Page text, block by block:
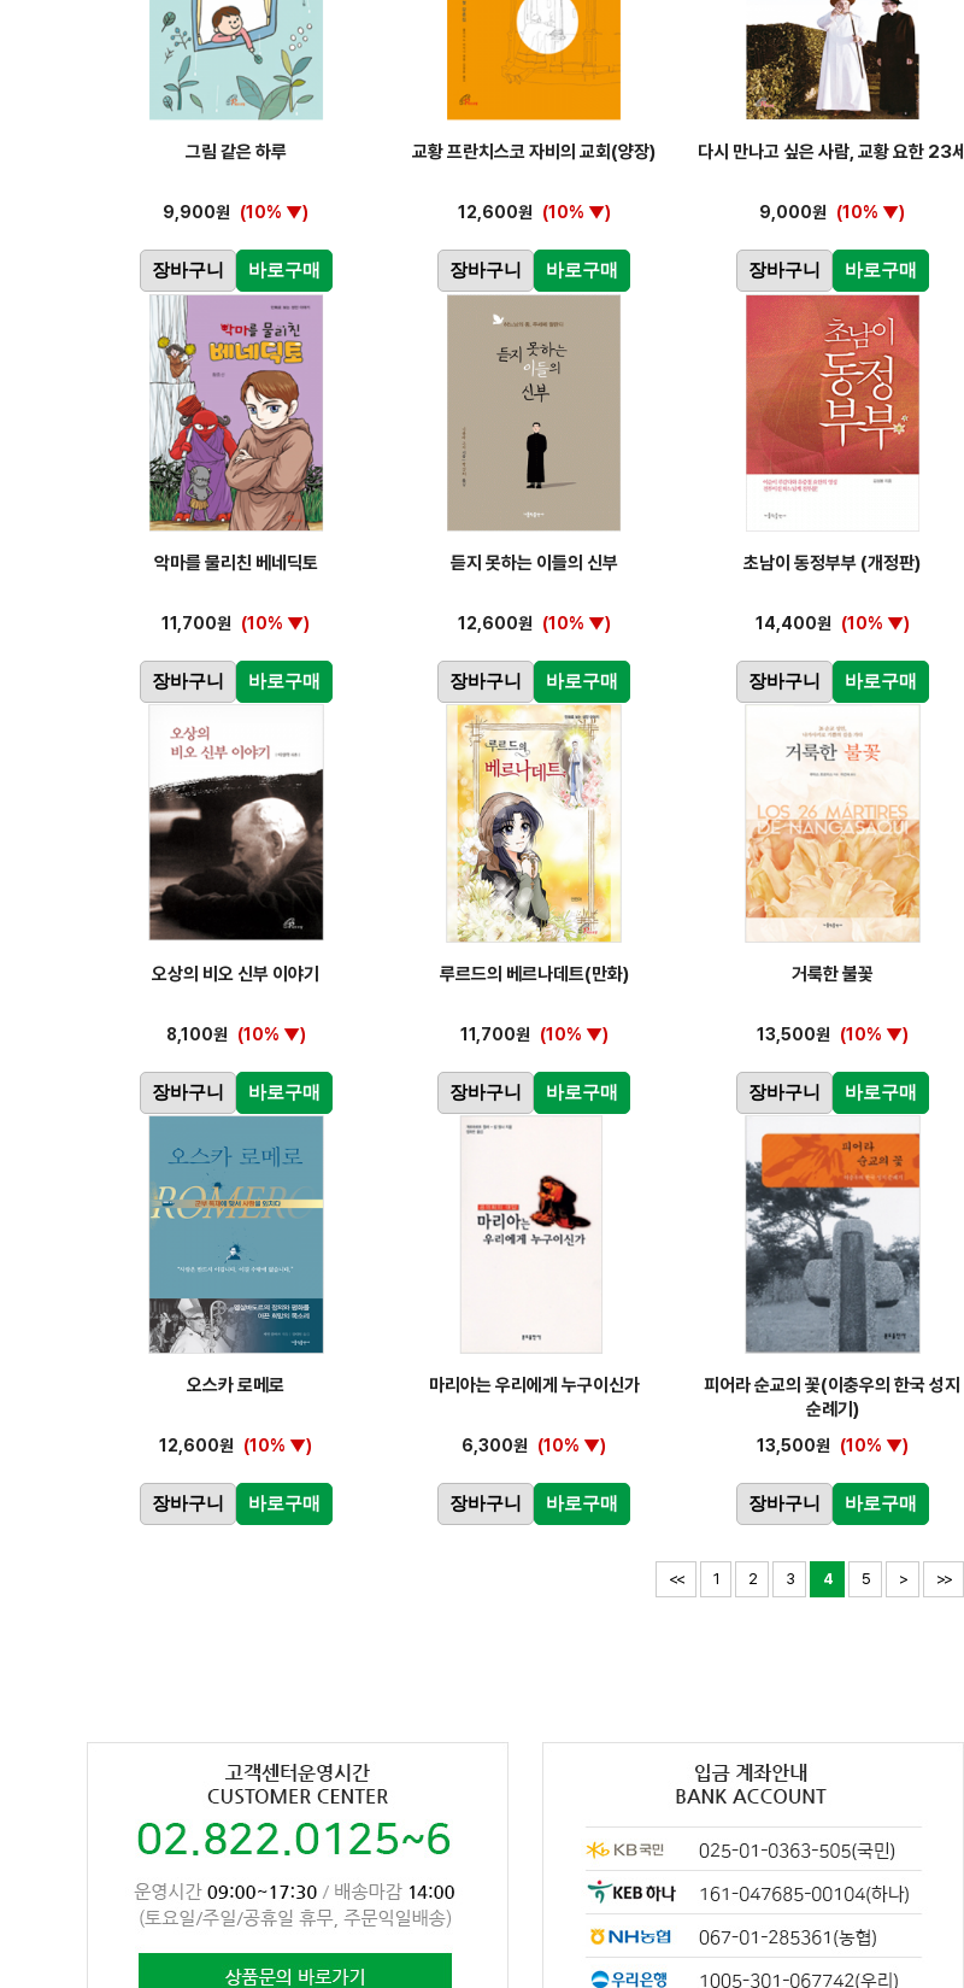
그림 같은 하루
9,900원 (10% ▼)
장바구니 바로구매
교황 프란치스코 자비의 교회(양장)
12,600원 (10% ▼)
장바구니 바로구매
다시 만나고 싶은 사람, 교황 요한 23세
9,000원 (10% ▼)
장바구니 바로구매
악마를 물리친 베네딕토
11,700원 (10% ▼)
장바구니 바로구매
듣지 못하는 이들의 신부
12,600원 (10% ▼)
장바구니 바로구매
초남이 동정부부 (개정판)
14,400원 (10% ▼)
장바구니 바로구매
오상의 비오 신부 이야기
8,100원 (10% ▼)
장바구니 바로구매
루르드의 베르나데트(만화)
11,700원 (10% ▼)
장바구니 바로구매
거룩한 불꽃
13,500원 (10% ▼)
장바구니 바로구매
오스카 로메로
12,600원 (10% ▼)
장바구니 바로구매
마리아는 우리에게 누구이신가
6,300원 (10% ▼)
장바구니 바로구매
피어라 순교의 꽃(이충우의 한국 성지
순례기)
13,500원 (10% ▼)
장바구니 바로구매
<< 1 2 3 4 5 > >>